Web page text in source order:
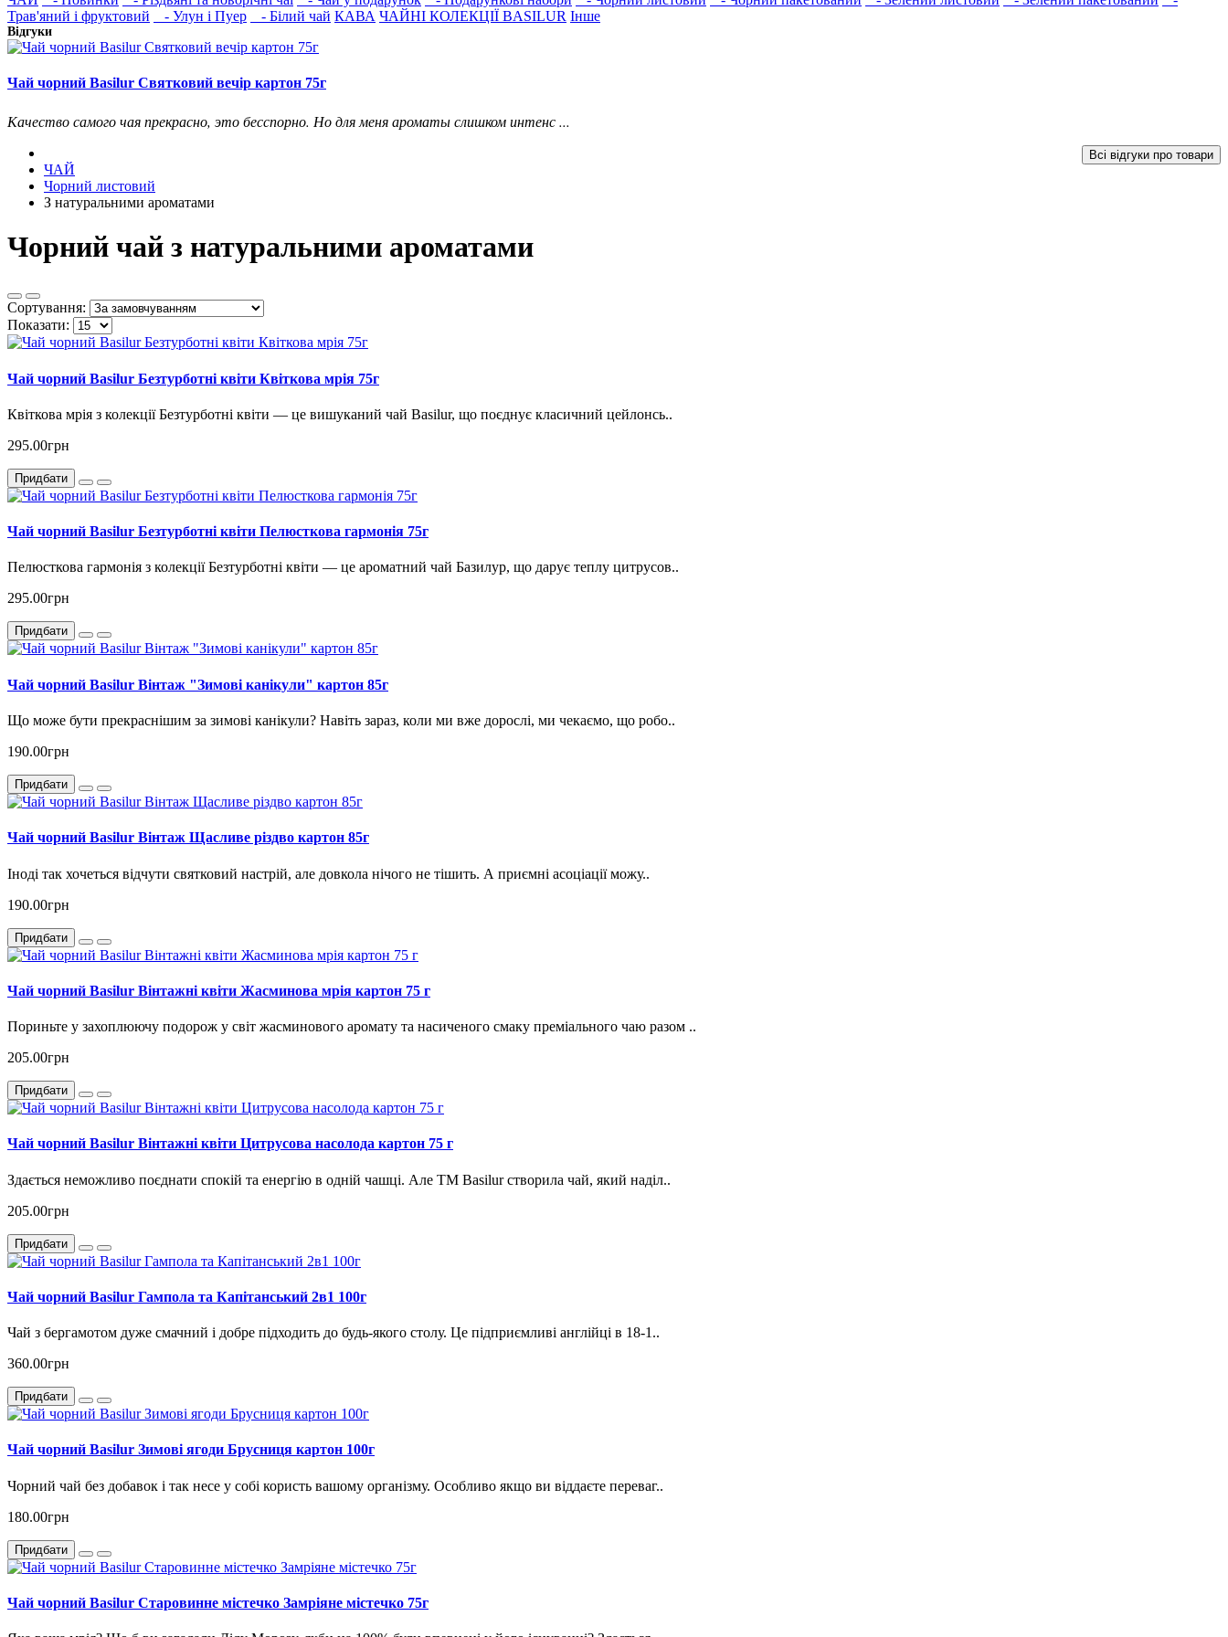
Трав'яний і фруктовий
- Улун і Пуер - Білий чай КАВА ЧАЙНІ КОЛЕКЦІЇ BASILUR Інше
Відгуки
Чай чорний Basilur Святковий вечір картон 75г
Качество самого чая прекрасно, это бесспорно. Но для меня ароматы слишком интенс ...
Всі відгуки про товари
ЧАЙ
Чорний листовий
З натуральними ароматами
Чорний чай з натуральними ароматами
Сортування:
Показати:
Чай чорний Basilur Безтурботні квіти Квіткова мрія 75г
Квіткова мрія з колекції Безтурботні квіти — це вишуканий чай Basilur, що поєднує класичний цейлонсь..
295.00грн
Придбати
Чай чорний Basilur Безтурботні квіти Пелюсткова гармонія 75г
Пелюсткова гармонія з колекції Безтурботні квіти — це ароматний чай Базилур, що дарує теплу цитрусов..
295.00грн
Придбати
Чай чорний Basilur Вінтаж "Зимові канікули" картон 85г
Що може бути прекраснішим за зимові канікули? Навіть зараз, коли ми вже дорослі, ми чекаємо, що робо..
190.00грн
Придбати
Чай чорний Basilur Вінтаж Щасливе різдво картон 85г
Іноді так хочеться відчути святковий настрій, але довкола нічого не тішить. А приємні асоціації можу..
190.00грн
Придбати
Чай чорний Basilur Вінтажні квіти Жасминова мрія картон 75 г
Пориньте у захоплюючу подорож у світ жасминового аромату та насиченого смаку преміального чаю разом ..
205.00грн
Придбати
Чай чорний Basilur Вінтажні квіти Цитрусова насолода картон 75 г
Здається неможливо поєднати спокій та енергію в одній чашці. Але ТМ Basilur створила чай, який наділ..
205.00грн
Придбати
Чай чорний Basilur Гампола та Капітанський 2в1 100г
Чай з бергамотом дуже смачний і добре підходить до будь-якого столу. Це підприємливі англійці в 18-1..
360.00грн
Придбати
Чай чорний Basilur Зимові ягоди Брусниця картон 100г
Чорний чай без добавок і так несе у собі користь вашому організму. Особливо якщо ви віддаєте переваг..
180.00грн
Придбати
Чай чорний Basilur Старовинне містечко Замріяне містечко 75г